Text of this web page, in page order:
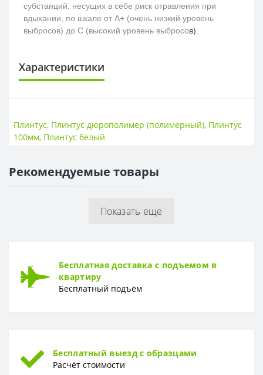
субстанций, несущих в себе риск отравления при
вдыхании, по шкале от A+ (очень низкий уровень
выбросов) до С (высокий уровень выбросов).
Характеристики
Высота
100мм
Длина
Плинтус, Плинтус дюрополимер (полимерный), Плинтус
100мм, Плинтус белый
Рекомендуемые товары
Показать еще
Бесплатная доставка с подъемом в
квартиру
Бесплатный подъём
Бесплатный выезд с образцами
Расчёт стоимости